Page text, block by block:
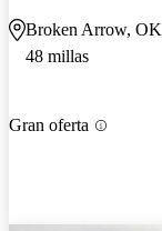
Broken Arrow, OK
48 millas
Gran oferta